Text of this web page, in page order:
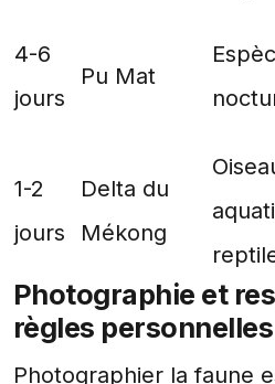
4-6
jours
Pu Mat
1-2
jours
Delta du
Mékong
Photographie et
règles personnelles
Photographier la faune